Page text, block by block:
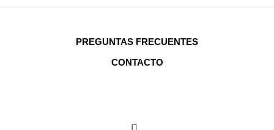
PREGUNTAS FRECUENTES
CONTACTO